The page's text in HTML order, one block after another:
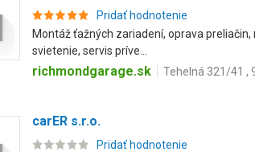
Pridať hodnotenie
Montáž ťažných zariadení, oprava
svietenie, servis príve...
richmondgarage.sk Tehelná 321/41 ,
carER s.r.o.
Pridať hodnotenie